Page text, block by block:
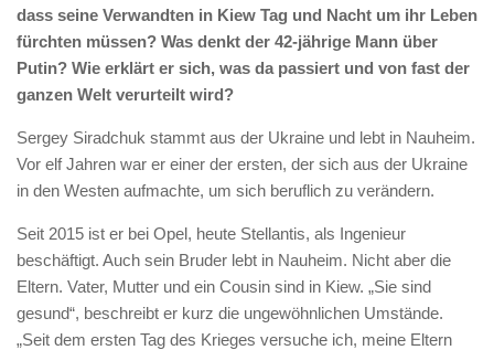
dass seine Verwandten in Kiew Tag und Nacht um ihr Leben
fürchten müssen? Was denkt der 42-jährige Mann über
Putin? Wie erklärt er sich, was da passiert und von fast der
ganzen Welt verurteilt wird?
Sergey Siradchuk stammt aus der Ukraine und lebt in Nauheim.
Vor elf Jahren war er einer der ersten, der sich aus der Ukraine
in den Westen aufmachte, um sich beruflich zu verändern.
Seit 2015 ist er bei Opel, heute Stellantis, als Ingenieur
beschäftigt. Auch sein Bruder lebt in Nauheim. Nicht aber die
Eltern. Vater, Mutter und ein Cousin sind in Kiew. „Sie sind
gesund“, beschreibt er kurz die ungewöhnlichen Umstände.
„Seit dem ersten Tag des Krieges versuche ich, meine Eltern